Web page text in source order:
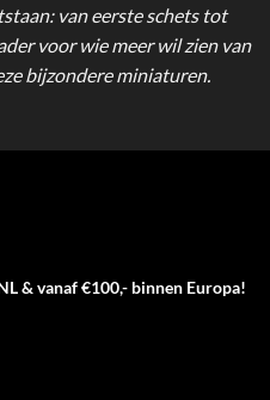
van eerste schets tot
voor wie meer wil zien van
bijzondere miniaturen.
& vanaf €100,- binnen Europa!